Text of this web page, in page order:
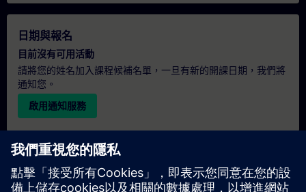
日期與報名
目前沒有可用活動
請將您的姓名加入課程候補名單，一旦有新的開課日期，我們將
通知您。
啟用通知服務
個人化報價
若您需要此培訓課程的標準報價單（例如供採購部門使用），請